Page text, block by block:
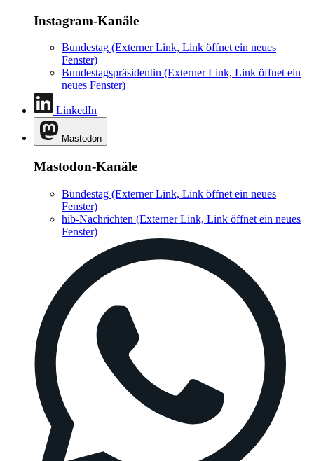
Instagram-Kanäle
Bundestag (Externer Link, Link öffnet ein neues
Fenster)
Bundestagspräsidentin (Externer Link, Link öffnet ein
neues Fenster)
LinkedIn
Mastodon
Mastodon-Kanäle
Bundestag (Externer Link, Link öffnet ein neues
Fenster)
hib-Nachrichten (Externer Link, Link öffnet ein neues
Fenster)